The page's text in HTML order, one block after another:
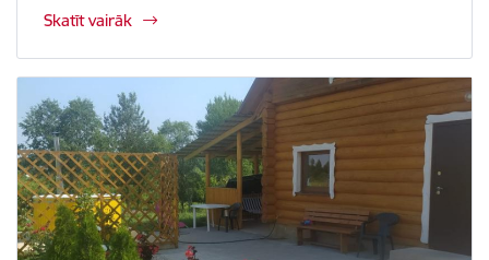
Skatīt vairāk